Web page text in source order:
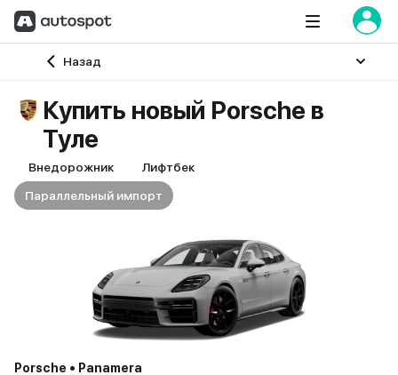
Назад
Главная
Купить новый Porsche в
Туле
Внедорожник
Лифтбек
Параллельный импорт
Porsche • Panamera